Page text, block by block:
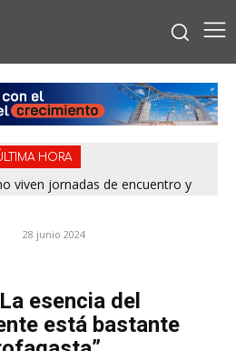
HORA
viven jornadas de encuentro y
28 junio 2024
esencia del
está bastante